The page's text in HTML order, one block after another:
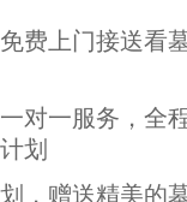
费上门接送看
对一服务，全
划
，赠送精美的